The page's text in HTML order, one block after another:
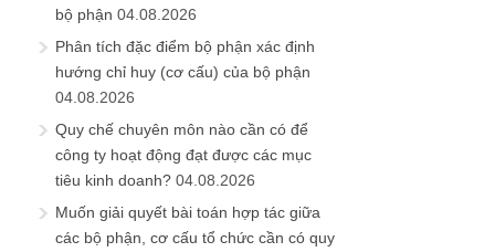
bộ phận 04.08.2026
Phân tích đặc điểm bộ phận xác định
hướng chỉ huy (cơ cấu) của bộ phận
04.08.2026
Quy chế chuyên môn nào cần có để
công ty hoạt động đạt được các mục
tiêu kinh doanh? 04.08.2026
Muốn giải quyết bài toán hợp tác giữa
các bộ phận, cơ cấu tổ chức cần có quy